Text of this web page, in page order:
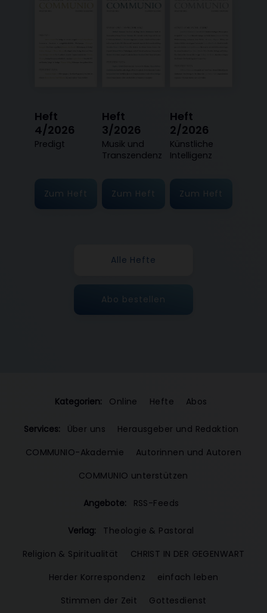
Heft
4/2026
:
Predigt
Zum Heft
Heft
3/2026
:
Musik und
Transzendenz
Zum Heft
Heft
2/2026
:
Künstliche
Intelligenz
Zum Heft
Alle Hefte
Abo bestellen
Kategorien: Online Hefte Abos
Services: Über uns
Herausgeber und Redaktion
COMMUNIO-Akademie
Autorinnen und Autoren
COMMUNIO unterstützen
Angebote: RSS-Feeds
Verlag:
Theologie & Pastoral
Religion & Spiritualität
CHRIST IN DER GEGENWART
Herder Korrespondenz
einfach leben
Stimmen der Zeit
Gottesdienst